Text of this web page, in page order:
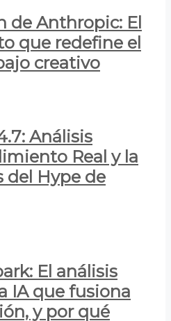
de Anthropic: El
que redefine el
creativo
Análisis
Real y la
del Hype de
El análisis
IA que fusiona
y por qué